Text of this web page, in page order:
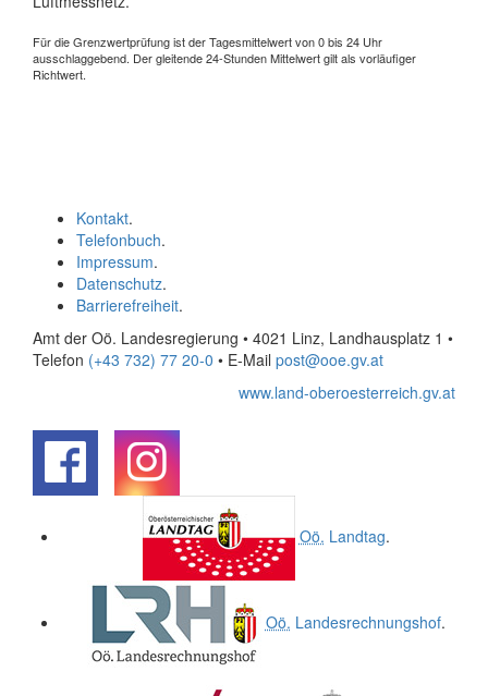
Für die Grenzwertprüfung ist der Tagesmittelwert von 0 bis 24 Uhr
ausschlaggebend. Der gleitende 24-Stunden Mittelwert gilt als vorläufiger
Richtwert.
Kontakt.
Telefonbuch.
Impressum.
Datenschutz.
Barrierefreiheit.
Amt der Oö. Landesregierung • 4021 Linz, Landhausplatz 1 •
Telefon (+43 732) 77 20-0 • E-Mail post@ooe.gv.at
www.land-oberoesterreich.gv.at
Oö. Landtag.
Oö. Landesrechnungshof.